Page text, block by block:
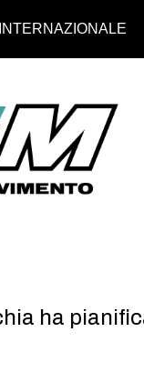
INTERNAZIONALE
ha